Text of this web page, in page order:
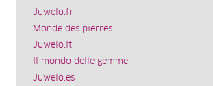
Juwelo.fr
Monde des pierres
Juwelo.it
Il mondo delle gemme
Juwelo.es